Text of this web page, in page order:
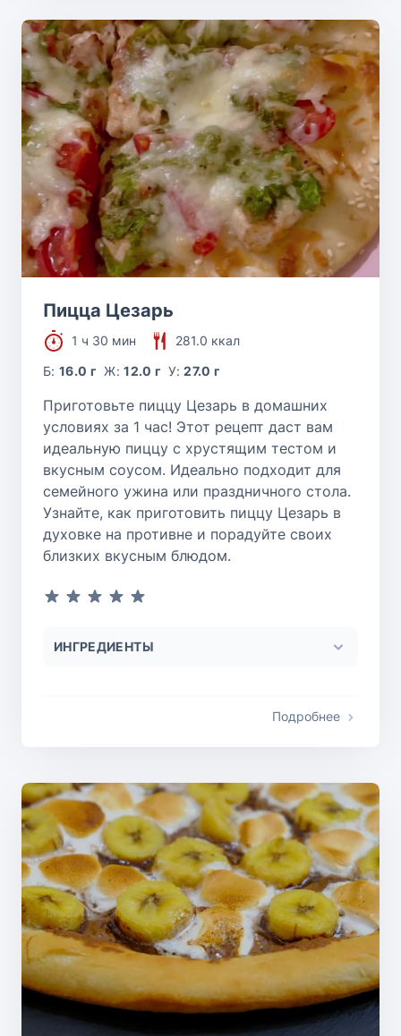
Пицца Цезарь
1 ч 30 мин
281.0 ккал
Б:16.0 г Ж:12.0 г У:27.0 г
Приготовьте пиццу Цезарь в домашних
условиях за 1 час! Этот рецепт даст вам
идеальную пиццу с хрустящим тестом и
вкусным соусом. Идеально подходит для
семейного ужина или праздничного стола.
Узнайте, как приготовить пиццу Цезарь в
духовке на противне и порадуйте своих
близких вкусным блюдом.
ИНГРЕДИЕНТЫ
Подробнее